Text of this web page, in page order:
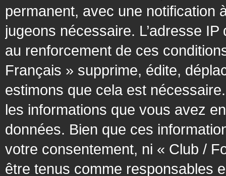
permanent, avec une notification
jugeons nécessaire. L’adresse
au renforcement de ces
Français » supprime, édite,
estimons que cela est
les informations que vous avez
données. Bien que ces
votre consentement, ni « Club /
être tenus comme responsables